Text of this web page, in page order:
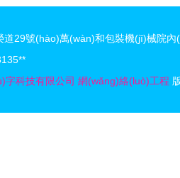
29號(hào)萬(wàn)和包裝機(jī)械院
字科技有限公司 網(wǎng)絡(luò)工程